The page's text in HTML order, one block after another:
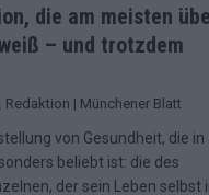
2026 ] Europa-Park
EXTRA
2026 ] Bulgarien hat gewonnen
die am meisten
– und trotzdem
Redaktion | Münchener Blatt
von Gesundheit, die in
beliebt ist: die des
der sein Leben selbst